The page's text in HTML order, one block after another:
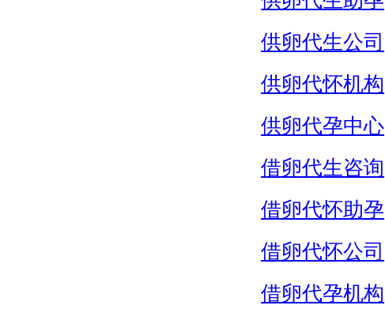
供卵代生公司
供卵代怀机构
供卵代孕中心
借卵代生咨询
借卵代怀助孕
借卵代怀公司
借卵代孕机构